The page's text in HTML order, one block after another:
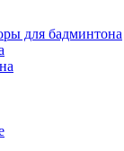
для бадминтона